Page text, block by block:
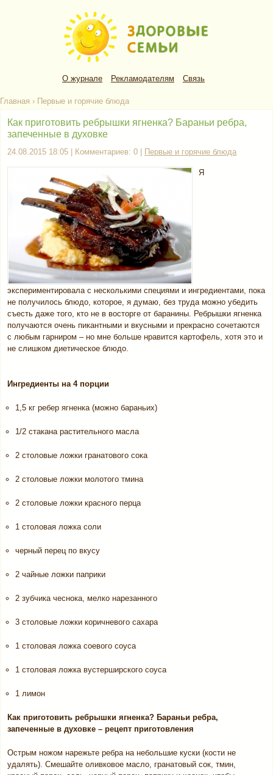
О журнале Рекламодателям Связь
Главная › Первые и горячие блюда
Как приготовить ребрышки ягненка? Бараньи ребра,
запеченные в духовке
24.08.2015 18:05 | Комментариев: 0 | Первые и горячие блюда
Я
экспериментировала с несколькими специями и ингредиентами, пока
не получилось блюдо, которое, я думаю, без труда можно убедить
съесть даже того, кто не в восторге от баранины. Ребрышки ягненка
получаются очень пикантными и вкусными и прекрасно сочетаются
с любым гарниром – но мне больше нравится картофель, хотя это и
не слишком диетическое блюдо.
Ингредиенты на 4 порции
1,5 кг ребер ягненка (можно бараньих)
1/2 стакана растительного масла
2 столовые ложки гранатового сока
2 столовые ложки молотого тмина
2 столовые ложки красного перца
1 столовая ложка соли
черный перец по вкусу
2 чайные ложки паприки
2 зубчика чеснока, мелко нарезанного
3 столовые ложки коричневого сахара
1 столовая ложка соевого соуса
1 столовая ложка вустерширского соуса
1 лимон
Как приготовить ребрышки ягненка? Бараньи ребра,
запеченные в духовке – рецепт приготовления
Острым ножом нарежьте ребра на небольшие куски (кости не
удалять). Смешайте оливковое масло, гранатовый сок, тмин,